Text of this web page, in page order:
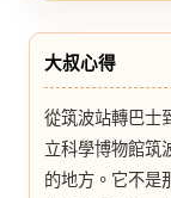
大叔心得
從筑波站轉巴士
立科學博物館筑
的地方。它不是